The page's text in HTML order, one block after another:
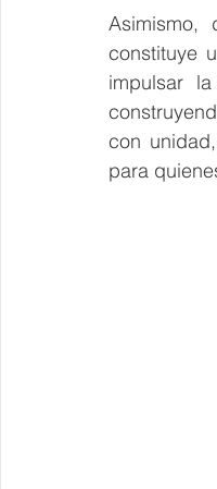
constituye
impulsar
con
para